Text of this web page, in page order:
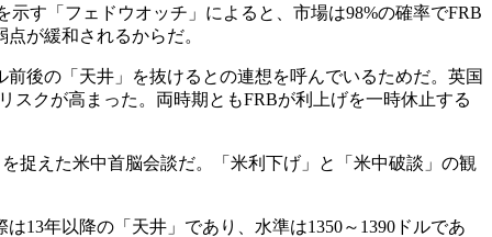
す「フェドウオッチ」によると、市場は98%の確率でFRB
が緩和されるからだ。
後の「天井」を抜けるとの連想を呼んでいるためだ。英国
スクが高まった。両時期ともFRBが利上げを一時休止する
捉えた米中首脳会談だ。「米利下げ」と「米中破談」の観
13年以降の「天井」であり、水準は1350～1390ドルであ